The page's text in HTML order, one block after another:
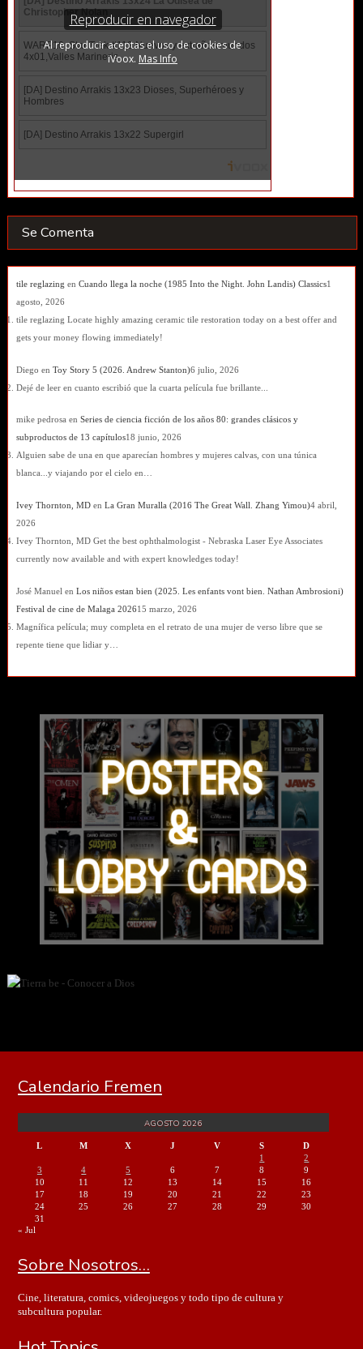
Se Comenta
tile reglazing en Cuando llega la noche (1985 Into the Night. John Landis) Classics1
agosto, 2026
tile reglazing Locate highly amazing ceramic tile restoration today on a best offer and
gets your money flowing immediately!
Diego en Toy Story 5 (2026. Andrew Stanton)6 julio, 2026
Dejé de leer en cuanto escribió que la cuarta película fue brillante...
mike pedrosa en Series de ciencia ficción de los años 80: grandes clásicos y
subproductos de 13 capítulos18 junio, 2026
Alguien sabe de una en que aparecían hombres y mujeres calvas, con una túnica
blanca...y viajando por el cielo en…
Ivey Thornton, MDen La Gran Muralla (2016 The Great Wall. Zhang Yimou)4 abril,
2026
Ivey Thornton, MD Get the best ophthalmologist - Nebraska Laser Eye Associates
currently now available and with expert knowledges today!
José Manuel en Los niños estan bien (2025. Les enfants vont bien. Nathan Ambrosioni)
Festival de cine de Malaga 202615 marzo, 2026
Magnífica película; muy completa en el retrato de una mujer de verso libre que se
repente tiene que lidiar y…
Calendario Fremen
AGOSTO 2026
L M X J V S
D
1
2
3
4 5 6 7 8
9
10
11 12 13 14 15
16
17
18 19 20 21 22
23
24
25 26 27 28 29
30
31
« Jul
Sobre Nosotros…
Cine, literatura, comics, videojuegos y todo tipo de cultura y
subcultura popular.